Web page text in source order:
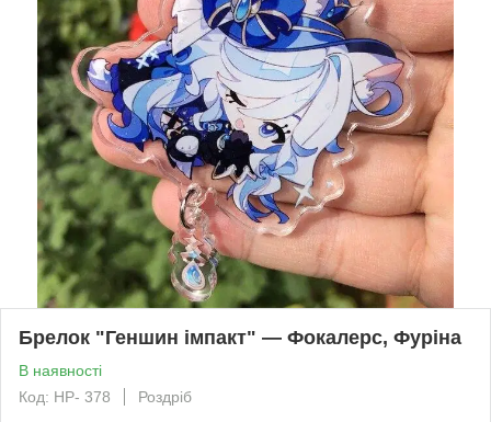
Брелок "Геншин імпакт" — Фокалерс, Фуріна
В наявності
Код: HP- 378
Роздріб